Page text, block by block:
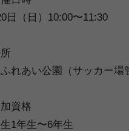
日（日）10:00〜11:30
れあい公園（サッカー場
資格
1年生〜6年生